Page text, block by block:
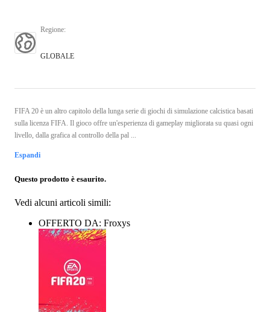
Regione:
GLOBALE
FIFA 20 è un altro capitolo della lunga serie di giochi di simulazione calcistica basati
sulla licenza FIFA. Il gioco offre un'esperienza di gameplay migliorata su quasi ogni
livello, dalla grafica al controllo della pal ...
Espandi
Questo prodotto è esaurito.
Vedi alcuni articoli simili:
OFFERTO DA: Froxys